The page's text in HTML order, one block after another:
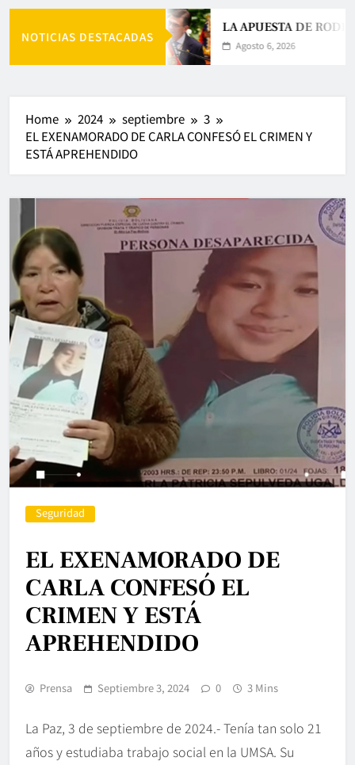
NOTICIAS DESTACADAS
LA APUESTA DE
Agosto 6, 2026
Home 2024 septiembre
3
EL EXENAMORADO DE CARLA CONFESÓ EL CRIMEN Y
ESTÁ APREHENDIDO
Seguridad
EL EXENAMORADO DE
CARLA CONFESÓ EL
CRIMEN Y ESTÁ
APREHENDIDO
Prensa Septiembre 3, 2024 0 3 Mins
La Paz, 3 de septiembre de 2024.- Tenía tan solo 21
años y estudiaba trabajo social en la UMSA. Su